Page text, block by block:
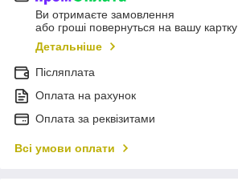
Ви отримаєте замовлення
або гроші повернуться на вашу картку
Детальніше
Післяплата
Оплата на рахунок
Оплата за реквізитами
Всі умови оплати